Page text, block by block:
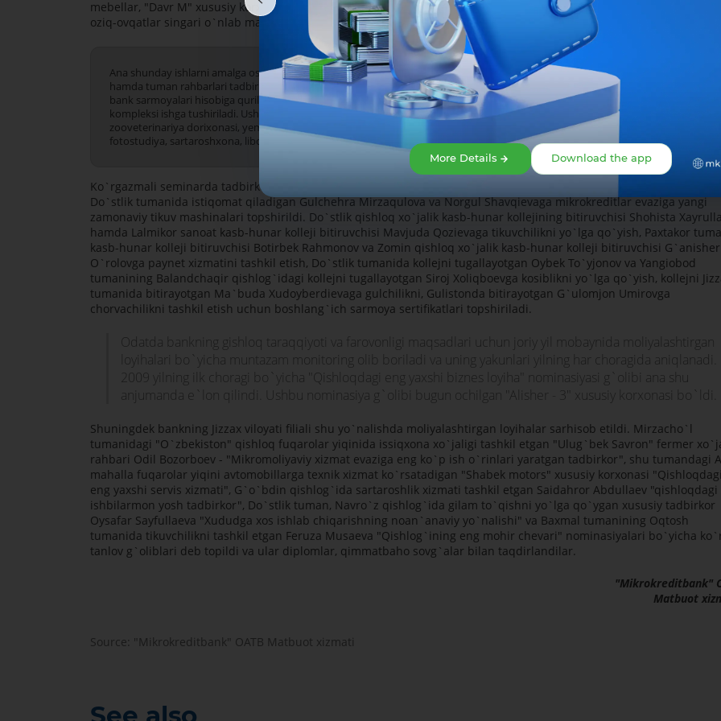
mebellar, "Davr M" xususiy korxonasi 21 million so`m mikrosarmoya hisobiga sutni qayta ishlab tayyorlayotgan tansiq
oziq-ovqatlar singari o`nlab mahsulotlarni harqanday talabchan xaridorni o`ziga jalb eta olishi qayd etildi.
Ana shunday ishlarni amalga oshira oladigan tadbirkorlarning safi yanada ko`payishi borasida bank rahbariyati va viloyat
hamda tuman rahbarlari tadbirkorlarga o`z taklif va mulohazalarini bildirdilar. Shuningdek, tadbirda ishbilarmon Erkin Tojievning
bank sarmoyalari hisobiga qurilgan va kerakli uskunalar bilan jihozlangan qishloq aholisiga xizmat ko`rsatuvchi "Alisher - 3"
kompleksi ishga tushiriladi. Ushbu kompleks tarkibida avtomobillarga barcha turdagi xizmatlarni ko`rsatadigan ustaxonalar,
zooveterinariya dorixonasi, yem sotadigan va qator boshqa savdo do`konlari, kompyuter va paynet xizmati ko`rsatish xonalari,
fotostudiya, sartaroshxona, liboslar atelesi mavjud.
Ko`rgazmali seminarda tadbirkorlikni boshlayotgan xotin-qizlardan – G`allaorollik Zamira Qilicheva, Shoira
Do`stlik tumanida istiqomat qiladigan Gulchehra Mirzaqulova va Norgul Shavqievaga mikrokreditlar evaziga yangi
zamonaviy tikuv mashinalari topshirildi. Do`stlik qishloq xo`jalik kasb-hunar kollejining bitiruvchisi Shohista
hamda Lalmikor sanoat kasb-hunar kolleji bitiruvchisi Mavjuda Qozievaga tikuvchilikni yo`lga qo`yish, Paxtakor
kasb-hunar kolleji bitiruvchisi Botirbek Rahmonov va Zomin qishloq xo`jalik kasb-hunar kolleji bitiruvchisi G`anisher
O`rolovga paynet xizmatini tashkil etish, Do`stlik tumanida kollejni tugallayotgan Oybek To`yjonov va Yangiobod
tumanining Balandchaqir qishlog`idagi kollejni tugallayotgan Siroj Xoliqboevga kosiblikni yo`lga qo`yish, kollejni
tumanida bitirayotgan Ma`buda Xudoyberdievaga gulchilikni, Gulistonda bitirayotgan G`ulomjon Umirovga
chorvachilikni tashkil etish uchun boshlang`ich sarmoya sertifikatlari topshiriladi.
Odatda bankning gishloq taraqqiyoti va farovonligi maqsadlari uchun joriy yil mobaynida moliyalashtirgan
loyihalari bo`yicha muntazam monitoring olib boriladi va uning yakunlari yilning har choragida aniqlanadi.
2009 yilning ilk choragi bo`yicha "Qishloqdagi eng yaxshi biznes loyiha" nominasiyasi g`olibi ana shu
anjumanda e`lon qilindi. Ushbu nominasiya g`olibi bugun ochilgan "Alisher - 3" xususiy korxonasi bo`ldi.
Shuningdek bankning Jizzax viloyati filiali shu yo`nalishda moliyalashtirgan loyihalar sarhisob etildi. Mirzacho`l
tumanidagi "O`zbekiston" qishloq fuqarolar yiqinida issiqxona xo`jaligi tashkil etgan "Ulug`bek Savron" fermer
rahbari Odil Bozorboev - "Mikromoliyaviy xizmat evaziga eng ko`p ish o`rinlari yaratgan tadbirkor", shu tumandagi
mahalla fuqarolar yiqini avtomobillarga texnik xizmat ko`rsatadigan "Shabek motors" xususiy korxonasi "Qishloqdagi
eng yaxshi servis xizmati", G`o`bdin qishlog`ida sartaroshlik xizmati tashkil etgan Saidahror Abdullaev "qishloqdagi
ishbilarmon yosh tadbirkor", Do`stlik tuman, Navro`z qishlog`ida gilam to`qishni yo`lga qo`ygan xususiy tadbirkor
Oysafar Sayfullaeva "Xududga xos ishlab chiqarishning noan`anaviy yo`nalishi" va Baxmal tumanining Oqtosh
tumanida tikuvchilikni tashkil etgan Feruza Musaeva "Qishlog`ining eng mohir chevari" nominasiyalari bo`yicha
tanlov g`oliblari deb topildi va ular diplomlar, qimmatbaho sovg`alar bilan taqdirlandilar.
"Mikrokreditbank"
Matbuot
Source: "Mikrokreditbank" OATB Matbuot xizmati
More Details Download the app